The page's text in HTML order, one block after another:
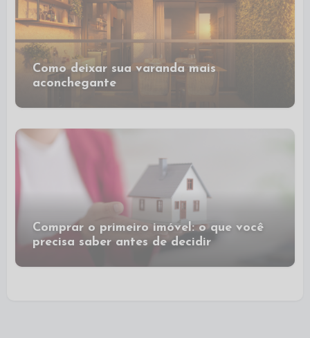
Como deixar sua varanda mais
aconchegante
Comprar o primeiro imóvel: o que você
precisa saber antes de decidir